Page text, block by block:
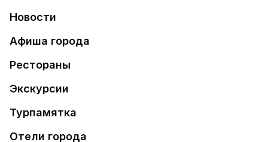
Новости
Афиша города
Рестораны
Экскурсии
Турпамятка
Отели города